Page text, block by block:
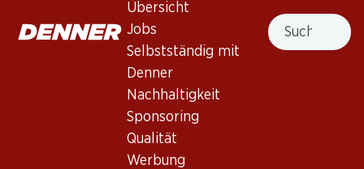
Übersicht
Jobs
Selbstständig mit
Denner
Nachhaltigkeit
Sponsoring
Qualität
Werbung
Suche
Listel Grain de Gris Rosé
Terres du Midi IGP
Séduction Syrah/Cinsault
Rosé Pays d’Oc IGP
2025